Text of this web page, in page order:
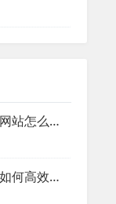
聘外网这个外教招聘网站怎么样？
外教招聘平台聘外网如何高效招聘外教？